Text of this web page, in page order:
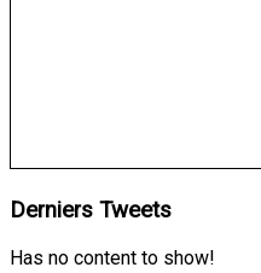
Derniers Tweets
Has no content to show!